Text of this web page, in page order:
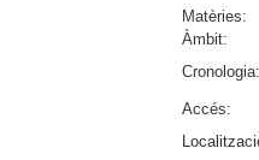
Matèries:
Àmbit:
Cronologia:
Accés: